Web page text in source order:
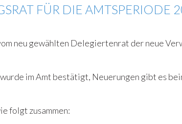
FÜR DIE AMTSPERIODE
neu gewählten Delegiertenrat der neue
im Amt bestätigt, Neuerungen gibt es
folgt zusammen: